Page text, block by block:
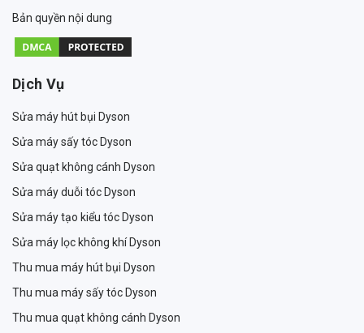
Bản quyền nội dung
Dịch Vụ
Sửa máy hút bụi Dyson
Sửa máy sấy tóc Dyson
Sửa quạt không cánh Dyson
Sửa máy duỗi tóc Dyson
Sửa máy tạo kiểu tóc Dyson
Sửa máy lọc không khí Dyson
Thu mua máy hút bụi Dyson
Thu mua máy sấy tóc Dyson
Thu mua quạt không cánh Dyson